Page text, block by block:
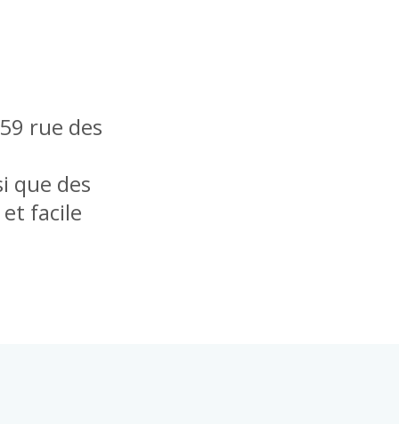
rue des
que des
facile